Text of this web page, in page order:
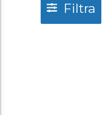
Filtra